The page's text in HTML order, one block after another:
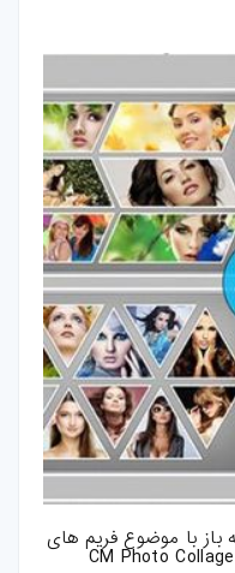
باز با موضوع فریم های